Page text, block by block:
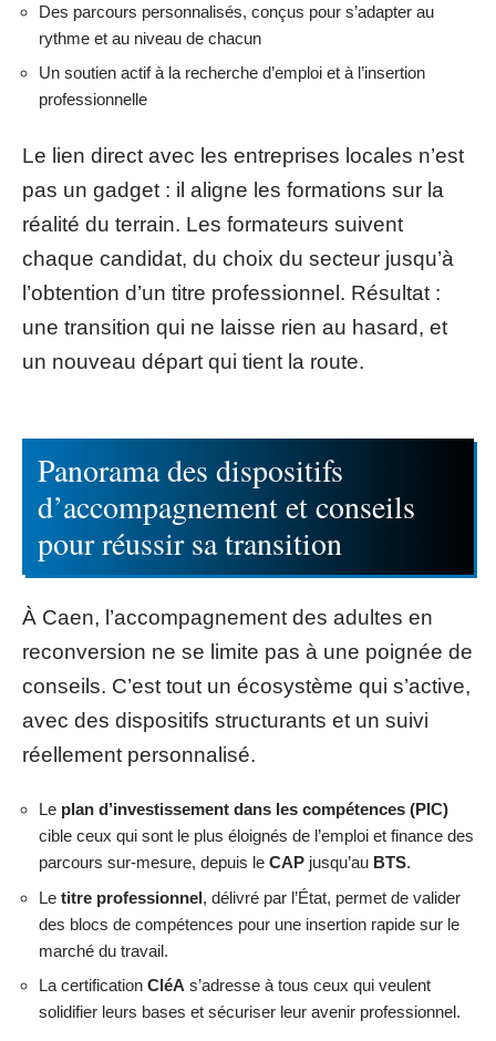
Des parcours personnalisés, conçus pour s’adapter au
rythme et au niveau de chacun
Un soutien actif à la recherche d’emploi et à l’insertion
professionnelle
Le lien direct avec les entreprises locales n’est
pas un gadget : il aligne les formations sur la
réalité du terrain. Les formateurs suivent
chaque candidat, du choix du secteur jusqu’à
l’obtention d’un titre professionnel. Résultat :
une transition qui ne laisse rien au hasard, et
un nouveau départ qui tient la route.
Panorama des dispositifs
d’accompagnement et conseils
pour réussir sa transition
À Caen, l’accompagnement des adultes en
reconversion ne se limite pas à une poignée de
conseils. C’est tout un écosystème qui s’active,
avec des dispositifs structurants et un suivi
réellement personnalisé.
Le plan d’investissement dans les compétences (PIC)
cible ceux qui sont le plus éloignés de l’emploi et finance des
parcours sur-mesure, depuis le CAP jusqu’au BTS.
Le titre professionnel, délivré par l’État, permet de valider
des blocs de compétences pour une insertion rapide sur le
marché du travail.
La certification CléA s’adresse à tous ceux qui veulent
solidifier leurs bases et sécuriser leur avenir professionnel.